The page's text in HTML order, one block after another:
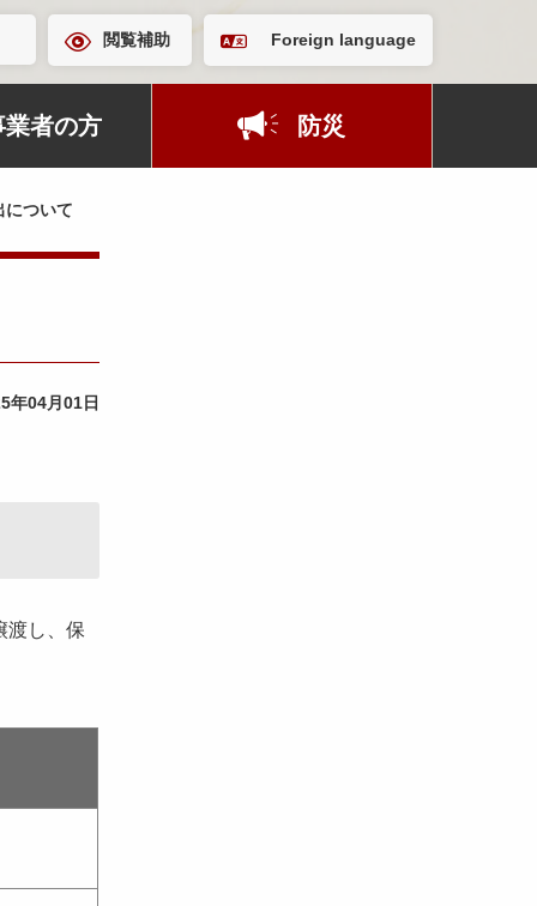
閲覧補助 Foreign language
業者の方 防災
ついて
年04月01日
渡し、保